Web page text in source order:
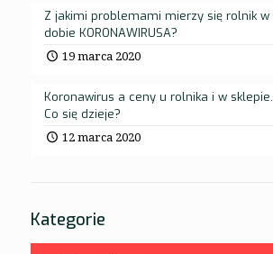
Z jakimi problemami mierzy się rolnik w
dobie KORONAWIRUSA?
19 marca 2020
Koronawirus a ceny u rolnika i w sklepie.
Co się dzieje?
12 marca 2020
Kategorie